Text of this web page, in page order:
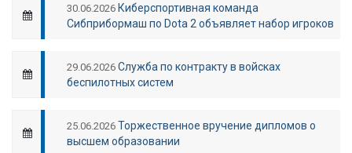
30.06.2026 Киберспортивная команда
Сибприбормаш по Dota 2 объявляет набор игроков
29.06.2026 Служба по контракту в войсках
беспилотных систем
25.06.2026 Торжественное вручение дипломов о
высшем образовании